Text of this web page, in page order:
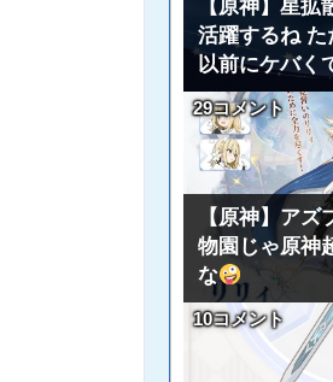
【原神】星
活躍するね
以前にケバく
29コメント
【原神】ア
物園じゃ原神
な
10コメント